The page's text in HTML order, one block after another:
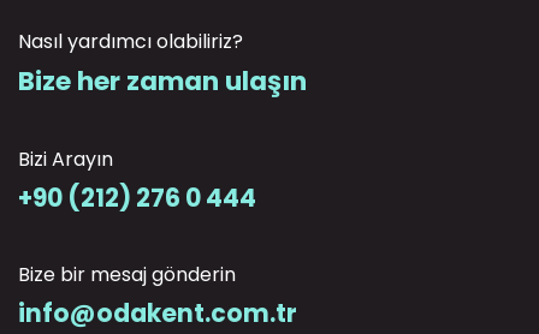
Nasıl yardımcı olabiliriz?
Bize her zaman ulaşın
Bizi Arayın
+90 (212) 276 0 444
Bize bir mesaj gönderin
info@odakent.com.tr